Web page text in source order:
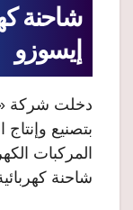
شاحنة
إيسوزو
دخلت شركة
بتصنيع
المركبات
شاحنة